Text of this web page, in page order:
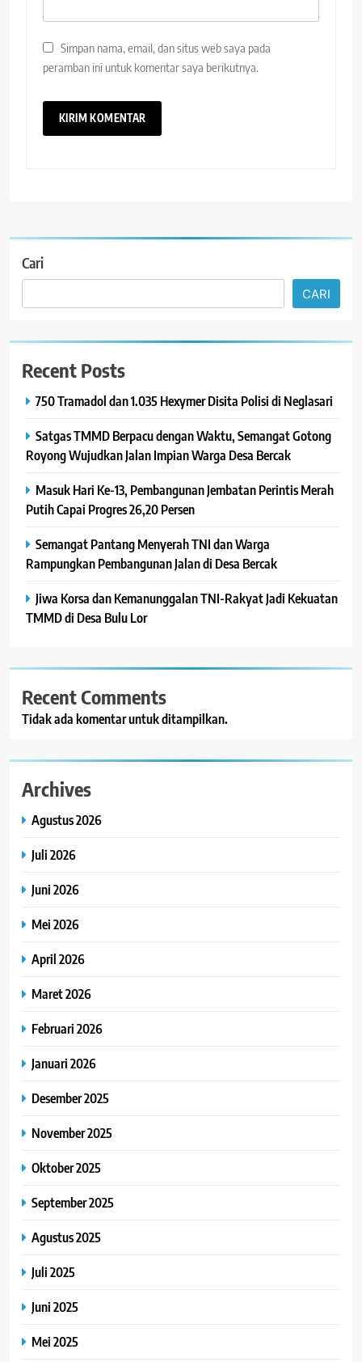
Simpan nama, email, dan situs web saya pada
peramban ini untuk komentar saya berikutnya.
Cari
CARI
Recent Posts
750 Tramadol dan 1.035 Hexymer Disita Polisi di Neglasari
Satgas TMMD Berpacu dengan Waktu, Semangat Gotong
Royong Wujudkan Jalan Impian Warga Desa Bercak
Masuk Hari Ke-13, Pembangunan Jembatan Perintis Merah
Putih Capai Progres 26,20 Persen
Semangat Pantang Menyerah TNI dan Warga
Rampungkan Pembangunan Jalan di Desa Bercak
Jiwa Korsa dan Kemanunggalan TNI-Rakyat Jadi Kekuatan
TMMD di Desa Bulu Lor
Recent Comments
Tidak ada komentar untuk ditampilkan.
Archives
Agustus 2026
Juli 2026
Juni 2026
Mei 2026
April 2026
Maret 2026
Februari 2026
Januari 2026
Desember 2025
November 2025
Oktober 2025
September 2025
Agustus 2025
Juli 2025
Juni 2025
Mei 2025